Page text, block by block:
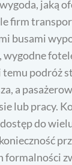
jaką
firm
busami
wygodne
podróż
a
lub pracy.
do
formalności